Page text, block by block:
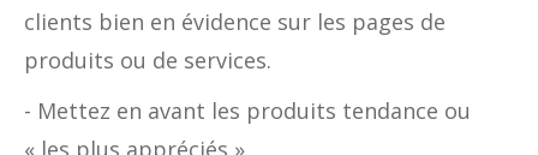
clients bien en évidence sur les pages de
produits ou de services.
- Mettez en avant les produits tendance ou